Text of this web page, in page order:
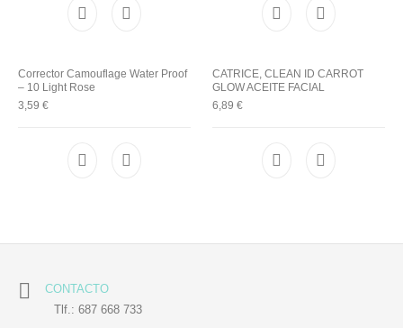
Corrector Camouflage Water Proof
– 10 Light Rose
3,59€
CATRICE, CLEAN ID CARROT
GLOW ACEITE FACIAL
6,89 €
CONTACTO
Tlf.: 687 668 733